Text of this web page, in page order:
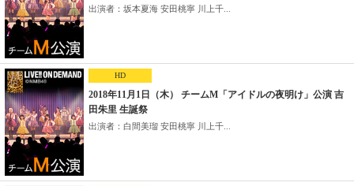
出演者：坂本夏海 安田桃寧 川上千...
HD
2018年11月1日（木） チームM「アイドルの夜明け」公演 吉
田朱里 生誕祭
出演者：白間美瑠 安田桃寧 川上千...